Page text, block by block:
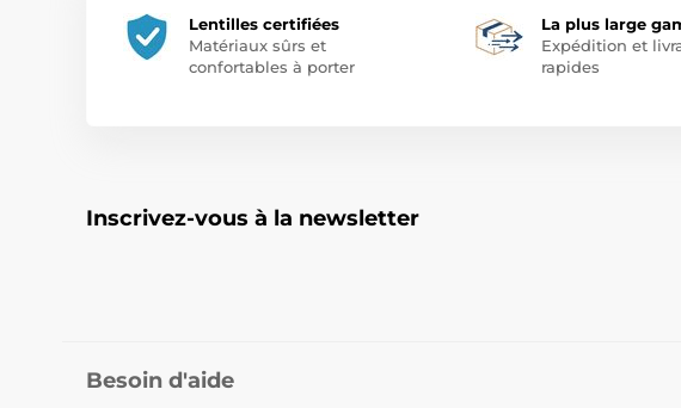
Lentilles certifiées
Matériaux sûrs et
confortables à porter
La plus large
Expédition et
rapides
Inscrivez-vous à la newsletter
Besoin d'aide